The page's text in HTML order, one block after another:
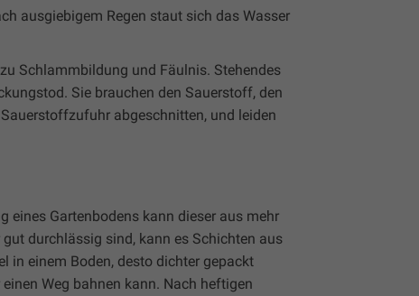
ausgiebigem Regen staut sich das Wasser
Schlammbildung und Fäulnis. Stehendes
Sie brauchen den Sauerstoff, den
abgeschnitten, und leiden
eines Gartenbodens kann dieser aus mehr
gut durchlässig sind, kann es Schichten aus
in einem Boden, desto dichter gepackt
Weg bahnen kann. Nach heftigen